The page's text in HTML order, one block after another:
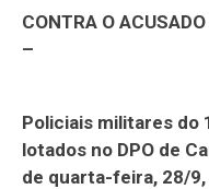
CONTRA O
–
Policiais militares do
lotados no DPO de
de quarta-feira, 28/